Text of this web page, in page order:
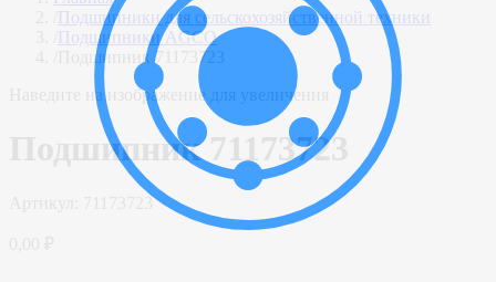
Подшипники для сельскохозяйственной техники
Подшипники AGCO
Подшипник 71173723
Наведите на изображение для увеличения
Подшипник 71173723
71173723